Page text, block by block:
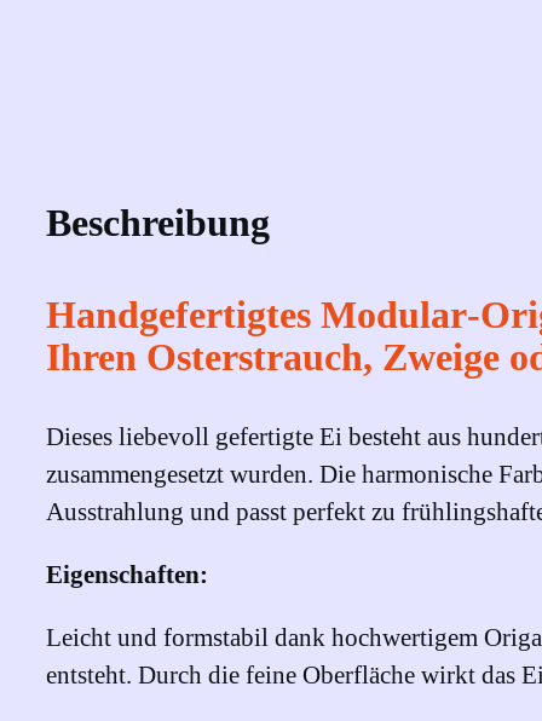
Beschreibung
Handgefertigtes
Ihren Osterstrauch, Zweige
Dieses liebevoll gefertigte Ei besteht aus
zusammengesetzt wurden. Die harmonische
Ausstrahlung und passt perfekt zu
Eigenschaften:
Leicht und formstabil dank hochwertigem
entsteht. Durch die feine Oberfläche wirkt das